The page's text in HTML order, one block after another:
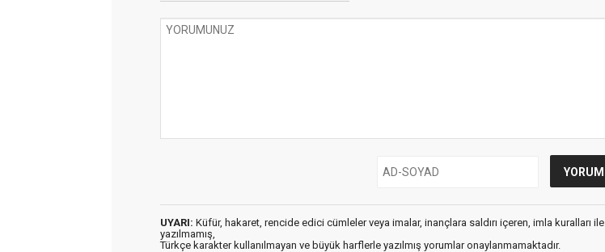
UYARI: Küfür, hakaret, rencide edici cümleler veya imalar, inançlara saldırı içeren, imla kuralları ile
yazılmamış,
Türkçe karakter kullanılmayan ve büyük harflerle yazılmış yorumlar onaylanmamaktadır.